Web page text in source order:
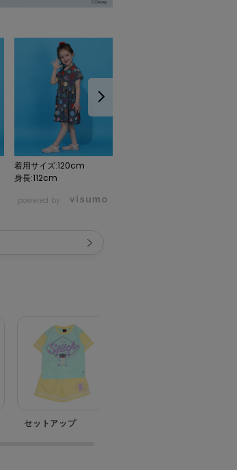
着用サイズ:120cm
身長:112cm
powered by
セットアップ